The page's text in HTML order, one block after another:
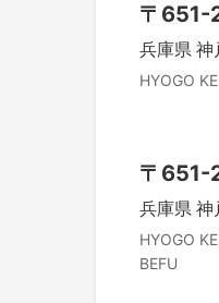
〒 651-
兵庫県 神
HYOGO
〒 651-
兵庫県 神
HYOGO
BEFU